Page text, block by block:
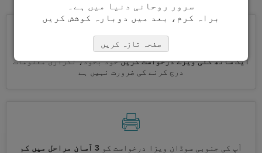
ایک ساتھ کئی ویزے درخواست کریںخود بخود، تکراری معلومات
درج کرنے کی ضرورت نہیں ہے
آپ کی جنوبی سوڈان ویزا درخواست کو
3 آسان مراحل میں کم
سرور روحانی دنیا میں ہے۔
براہ کرم، بعد میں دوبارہ کوشش کریں
صفحہ تازہ کریں